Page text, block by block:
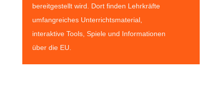
bereitgestellt wird. Dort finden Lehrkräfte
umfangreiches Unterrichtsmaterial,
interaktive Tools, Spiele und Informationen
über die EU.